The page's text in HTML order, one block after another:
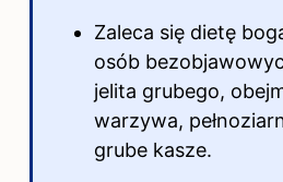
Zaleca się dietę
osób
jelita grubego,
warzywa,
grube kasze.